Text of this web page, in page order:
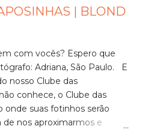
| BLOND
com vocês? Espero que
Adriana, São Paulo. E
nosso Clube das
conhece, o Clube das
onde suas fotinhos serão
nos aproximarmos e